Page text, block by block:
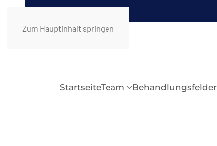
Zum Hauptinhalt springen
StartseiteTeam Behandlungsfelder